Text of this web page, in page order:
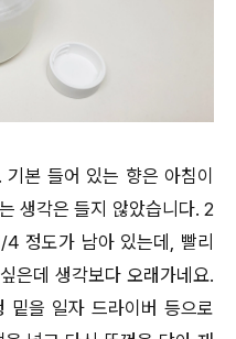
본 들어 있는 향은 아침이
생각은 들지 않았습니다. 2
정도가 남아 있는데, 빨리
은데 생각보다 오래가네요.
밑을 일자 드라이버 등으로